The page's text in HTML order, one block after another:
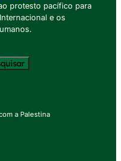
protesto pacífico para
e os
a Palestina